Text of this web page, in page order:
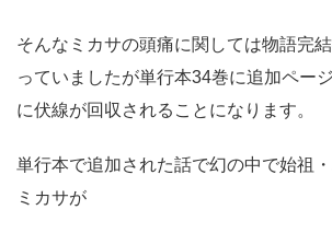
そんなミカサの頭痛に関しては物語完
っていましたが単行本34巻に追加ペー
に伏線が回収されることになります。
単行本で追加された話で幻の中で始祖
ミカサが